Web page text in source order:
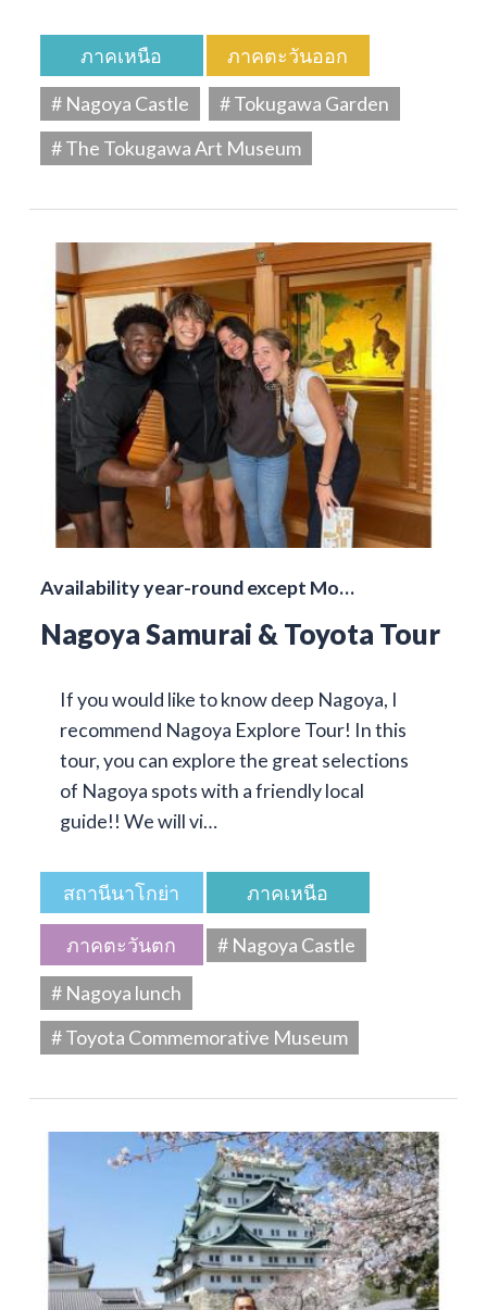
ภาคเหนือ
ภาคตะวันออก
# Nagoya Castle
# Tokugawa Garden
# The Tokugawa Art Museum
Availability year-round except Mo…
Nagoya Samurai & Toyota Tour
If you would like to know deep Nagoya, I
recommend Nagoya Explore Tour! In this
tour, you can explore the great selections
of Nagoya spots with a friendly local
guide!! We will vi…
สถานีนาโกย่า ภาคเหนือ
ภาคตะวันตก
# Nagoya Castle
# Nagoya lunch
# Toyota Commemorative Museum